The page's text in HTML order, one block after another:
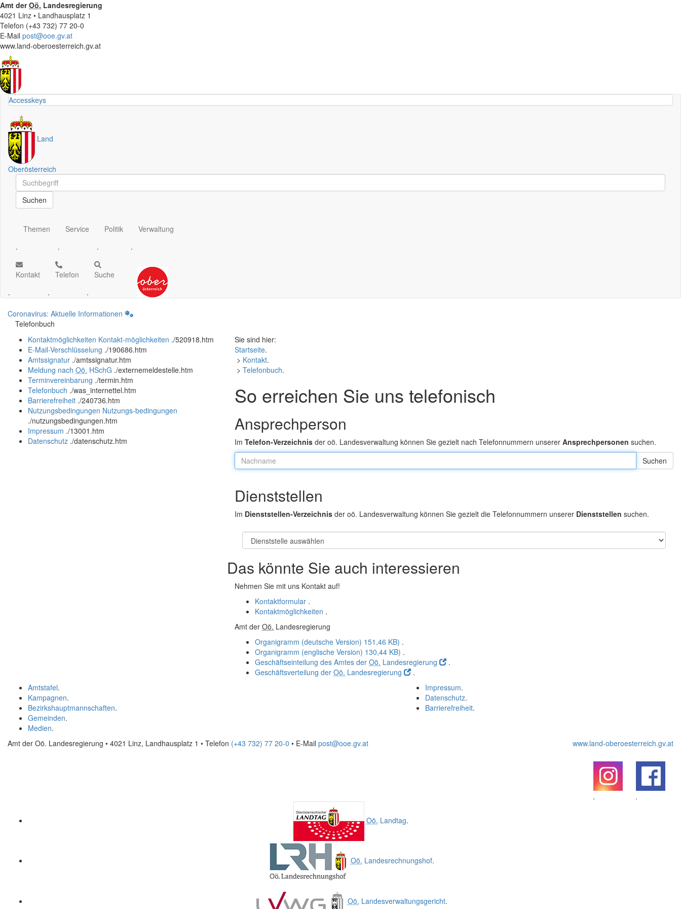
Amt derOö. Landesregierung
4021 Linz • Landhausplatz 1
Telefon (+43 732) 77 20-0
E-Mail post@ooe.gv.at
www.land-oberoesterreich.gv.at
Accesskeys
Land
Oberösterreich
Schnellsuche
Schnellsuche
Suchen
Themen
.
Service
.
Politik
.
Verwaltung
.
Kontakt
.
Telefon
.
Suche
.
Coronavirus: Aktuelle Informationen
Telefonbuch
Kontaktmöglichkeiten Kontakt-möglichkeiten ./520918.htm
E-Mail-Verschlüsselung ./190686.htm
Amtssignatur ./amtssignatur.htm
Meldung nach Oö. HSchG ./externemeldestelle.htm
Terminvereinbarung ./termin.htm
Telefonbuch ./was_internettel.htm
Barrierefreiheit ./240736.htm
Nutzungsbedingungen Nutzungs-bedingungen
./nutzungsbedingungen.htm
Impressum ./13001.htm
Datenschutz ./datenschutz.htm
Sie sind hier:
Startseite.
> Kontakt.
> Telefonbuch.
So erreichen Sie uns telefonisch
Ansprechperson
Im Telefon-Verzeichnis der oö. Landesverwaltung können Sie gezielt nach Telefonnummern unserer Ansprechpersonen suchen.
Nachname:
Dienststellen
Im Dienststellen-Verzeichnis der oö. Landesverwaltung können Sie gezielt die Telefonnummern unserer Dienststellen suchen.
Das könnte Sie auch interessieren
Nehmen Sie mit uns Kontakt auf!
Kontaktformular .
Kontaktmöglichkeiten .
Amt der Oö. Landesregierung
Organigramm (deutsche Version) 151,46 KB) .
Organigramm (englische Version) 130,44 KB) .
Geschäftseinteilung des Amtes der Oö. Landesregierung
.
Geschäftsverteilung der Oö. Landesregierung
.
Impressum.
Datenschutz.
Barrierefreiheit.
Amtstafel.
Kampagnen.
Bezirkshauptmannschaften.
Gemeinden.
Medien.
Amt der Oö. Landesregierung • 4021 Linz, Landhausplatz 1 • Telefon (+43 732) 77 20-0 • E-Mail post@ooe.gv.at www.land-oberoesterreich.gv.at
.
.
Oö. Landtag.
Oö. Landesrechnungshof.
Oö. Landesverwaltungsgericht.